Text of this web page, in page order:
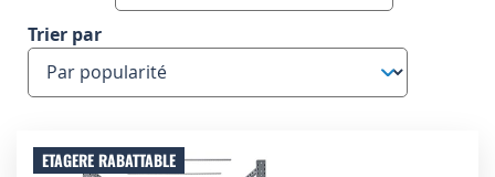
Trier par
ETAGERE RABATTABLE